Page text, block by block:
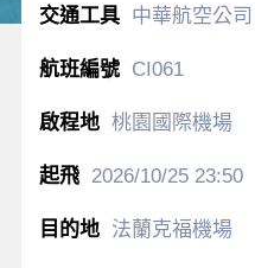
中華航空公司
CI061
桃園國際機場
2026/10/2523:50
法蘭克福機場